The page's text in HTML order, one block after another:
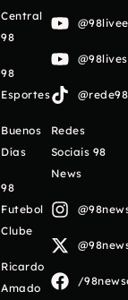
Central
98
98
Esportes
Buenos
Días
98
Futebol
Clube
Ricardo
Amado
Redes
Sociais 98
News
/